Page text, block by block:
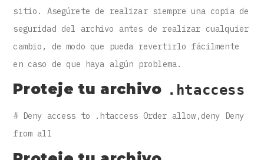
sitio. Asegúrete de realizar siempre una copia de
seguridad del archivo antes de realizar cualquier
cambio, de modo que pueda revertirlo fácilmente
en caso de que haya algún problema.
Proteje tu archivo .htaccess
# Deny access to .htaccess Order allow,deny Deny
from all